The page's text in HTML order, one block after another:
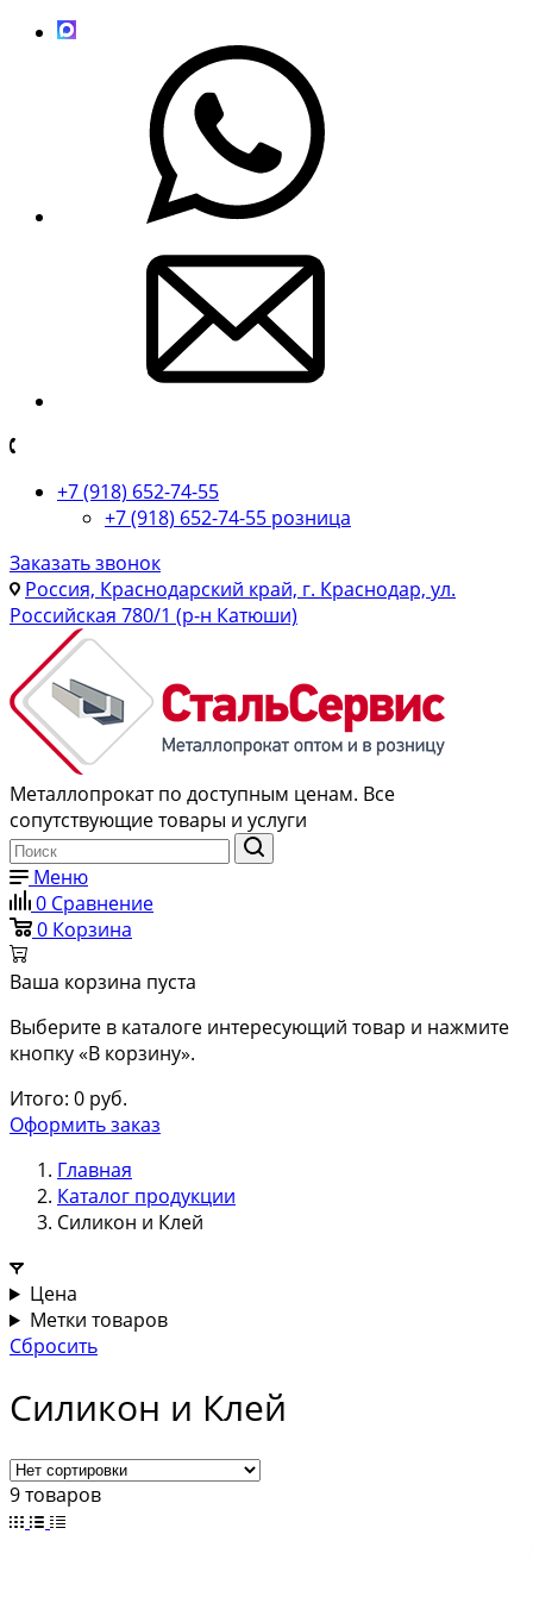
+7 (918) 652-74-55
+7 (918) 652-74-55 розница
Заказать звонок
Россия, Краснодарский край, г. Краснодар, ул.
Российская 780/1 (р-н Катюши)
Металлопрокат по доступным ценам. Все
сопутствующие товары и услуги
Меню
0 Сравнение
0 Корзина
Ваша корзина пуста
Выберите в каталоге интересующий товар и нажмите
кнопку «В корзину».
Итого: 0 руб.
Оформить заказ
Главная
Каталог продукции
Силикон и Клей
Цена
Метки товаров
Сбросить
Силикон и Клей
9 товаров